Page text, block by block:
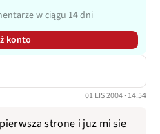
w ciągu 14 dni
konto
01 LIS 2004 · 14:54
strone i juz mi sie